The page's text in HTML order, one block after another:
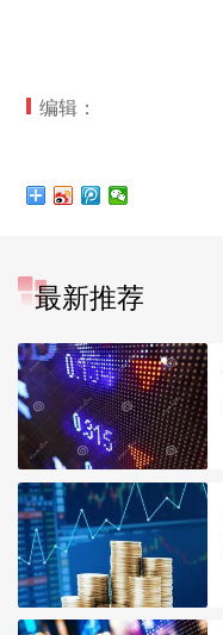
编辑：
最新推荐